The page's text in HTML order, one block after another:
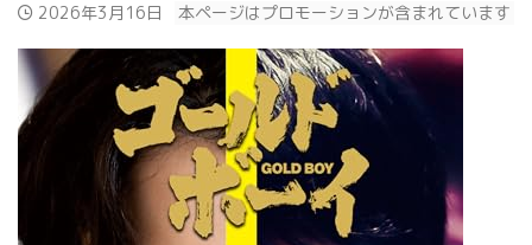
2026年3月16日 本ページはプロモーションが含まれています